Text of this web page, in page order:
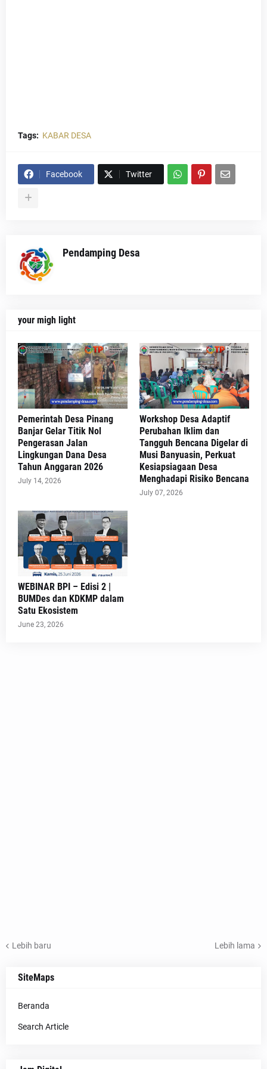
Tags: KABAR DESA
Facebook Twitter
Pendamping Desa
your migh light
Pemerintah Desa Pinang
Banjar Gelar Titik Nol
Pengerasan Jalan
Lingkungan Dana Desa
Tahun Anggaran 2026
July 14, 2026
Workshop Desa Adaptif
Perubahan Iklim dan
Tangguh Bencana Digelar di
Musi Banyuasin, Perkuat
Kesiapsiagaan Desa
Menghadapi Risiko Bencana
July 07, 2026
WEBINAR BPI – Edisi 2 |
BUMDes dan KDKMP dalam
Satu Ekosistem
June 23, 2026
Lebih baru Lebih lama
SiteMaps
Beranda
Search Article